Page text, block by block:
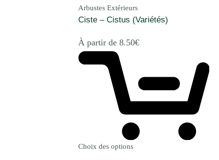
Arbustes Extérieurs
Ciste – Cistus (Variétés)
À partir de 8.50€
Choix des options